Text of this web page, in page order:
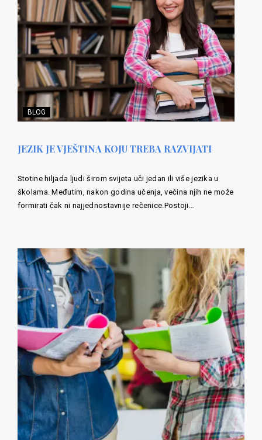
BLOG
JEZIK JE VJEŠTINA KOJU TREBA RAZVIJATI
Stotine hiljada ljudi širom svijeta uči jedan ili više jezika u
školama. Međutim, nakon godina učenja, većina njih ne može
formirati čak ni najjednostavnije rečenice.Postoji…